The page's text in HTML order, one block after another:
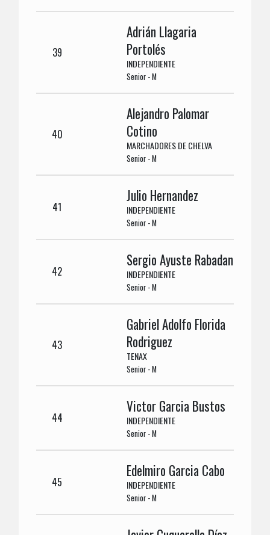
39
Adrián Llagaria
Portolés
INDEPENDIENTE
Senior - M
40
Alejandro Palomar
Cotino
MARCHADORES DE CHELVA
Senior - M
41
Julio Hernandez
INDEPENDIENTE
Senior - M
42
Sergio Ayuste Rabadan
INDEPENDIENTE
Senior - M
43
Gabriel Adolfo Florida
Rodriguez
TENAX
Senior - M
44
Victor Garcia Bustos
INDEPENDIENTE
Senior - M
45
Edelmiro Garcia Cabo
INDEPENDIENTE
Senior - M